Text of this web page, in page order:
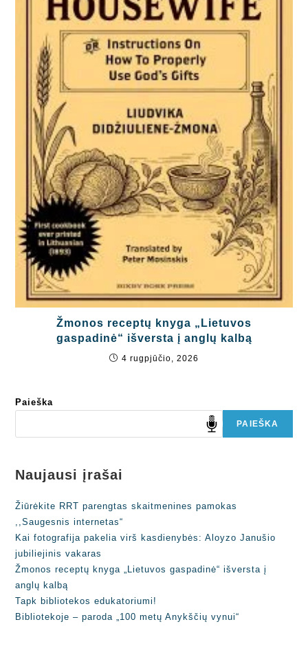
Žmonos receptų knyga „Lietuvos
gaspadinė“ išversta į anglų kalbą
4 rugpjūčio, 2026
Paieška
PAIEŠKA
Naujausi įrašai
Žiūrėkite RRT parengtas skaitmenines pamokas
,,Saugesnis internetas“
Kai fotografija pakelia virš kasdienybės: Aloyzo Janušio
jubiliejinis vakaras
Žmonos receptų knyga „Lietuvos gaspadinė“ išversta į
anglų kalbą
Tapk bibliotekos edukatoriumi!
Bibliotekoje – paroda „100 metų Anykščių vynui“